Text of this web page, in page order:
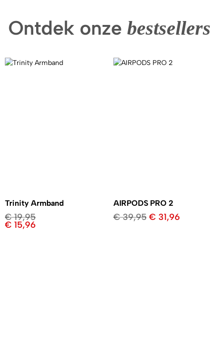
Ontdek onze bestsellers
Trinity Armband
€19,95
€ 15,96
AIRPODS PRO 2
€39,95 € 31,96